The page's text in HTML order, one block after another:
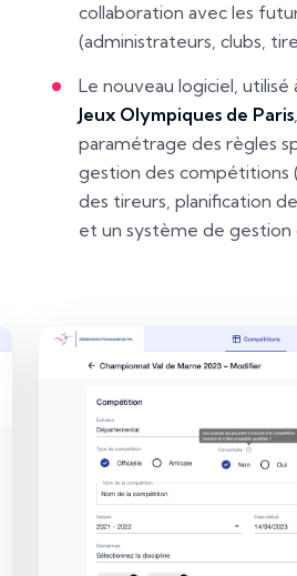
collaboration avec les
(administrateurs, clubs,
Le nouveau logiciel,
Jeux Olympiques de Paris
paramétrage des règles
gestion des compétitions
des tireurs, planification
et un système de gestion